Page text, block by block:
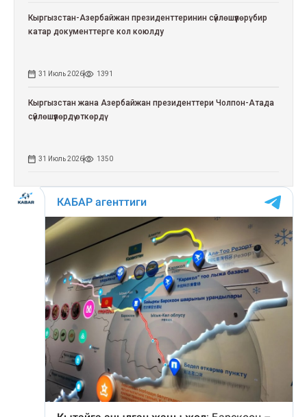
Кыргызстан-Азербайжан президенттеринин сүйлөшүүлөрү: бир
катар документтерге кол коюлду
31 Июль 2026 1391
Кыргызстан жана Азербайжан президенттери Чолпон-Атада
сүйлөшүүлөрдү өткөрдү
31 Июль 2026 1350